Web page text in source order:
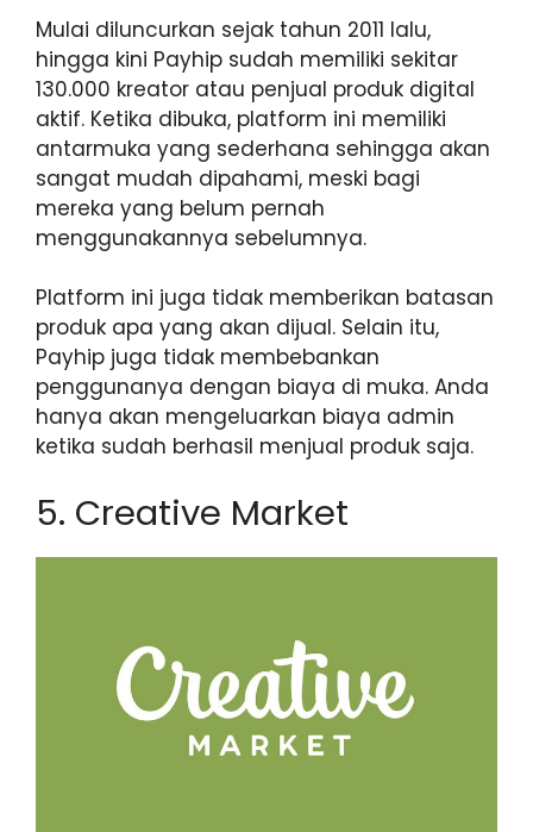
Mulai diluncurkan sejak tahun 2011 lalu,
hingga kini Payhip sudah memiliki sekitar
130.000 kreator atau penjual produk digital
aktif. Ketika dibuka, platform ini memiliki
antarmuka yang sederhana sehingga akan
sangat mudah dipahami, meski bagi
mereka yang belum pernah
menggunakannya sebelumnya.
Platform ini juga tidak memberikan batasan
produk apa yang akan dijual. Selain itu,
Payhip juga tidak membebankan
penggunanya dengan biaya di muka. Anda
hanya akan mengeluarkan biaya admin
ketika sudah berhasil menjual produk saja.
5. Creative Market